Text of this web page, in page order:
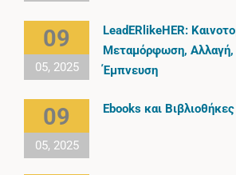
09
05, 2025
LeadERlikeHER:
Μεταμόρφωση, Αλλαγή,
Έμπνευση
09
05, 2025
Ebooks και